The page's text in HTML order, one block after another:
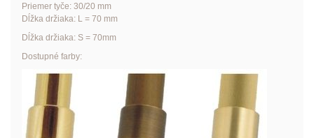
Priemer tyče: 30/20 mm
Dĺžka držiaka: L = 70 mm
Dĺžka držiaka: S = 70mm
Dostupné farby: